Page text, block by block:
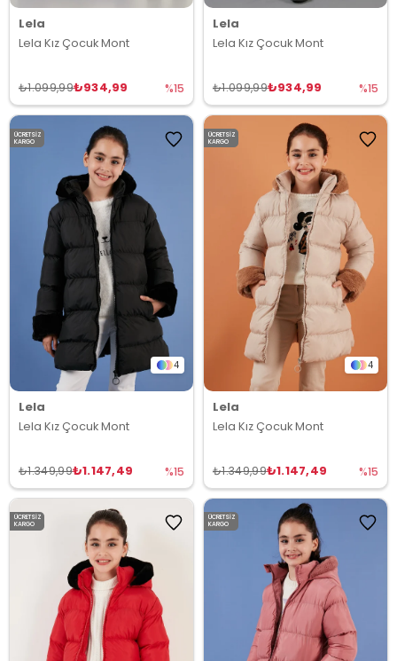
Lela
Lela Kız Çocuk Mont
₺934,99
₺1.099,99 %15
Lela
Lela Kız Çocuk Mont
₺934,99
₺1.099,99 %15
4
Lela
Lela Kız Çocuk Mont
₺1.147,49
₺1.349,99 %15
ÜCRETSIZ
KARGO
4
Lela
Lela Kız Çocuk Mont
₺1.147,49
₺1.349,99 %15
ÜCRETSIZ
KARGO
ÜCRETSIZ
KARGO
ÜCRETSIZ
KARGO